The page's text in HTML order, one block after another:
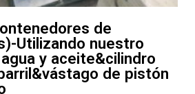
de
Utilizando nuestro
y aceite&cilindro
de pistón